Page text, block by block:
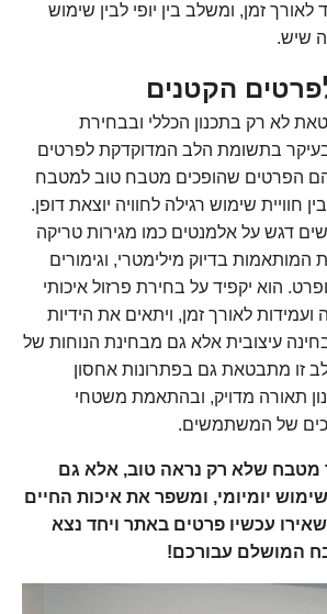
זמן, ומשלב בין יופי לבין שימוש
שיש.
הקטנים
לא רק בתכנון הכללי ובבחירת
בתשומת הלב המדוקדקת לפרטים
הם הפרטים שהופכים מטבח טוב למטבח
חוויית שימוש רגילה לחוויה יוצאת דופן.
דגש על אלמנטים כמו מגירות טריקה
המותאמות בדיוק מילימטרי, וגימורים
הוא יקפיד על בחירת פרזול איכותי
לאורך זמן, ויתאים את הידיות
עיצובית אלא גם מבחינת הנוחות של
מתבטאת גם בפתרונות אחסון
תאורה מדויק, ובהתאמת משטחי
של המשתמשים.
מטבח שלא רק נראה טוב, אלא גם
יומיומי, ומשפר את איכות החיים
עכשיו פרטים באתר ויחד נצא
המושלם עבורכם!